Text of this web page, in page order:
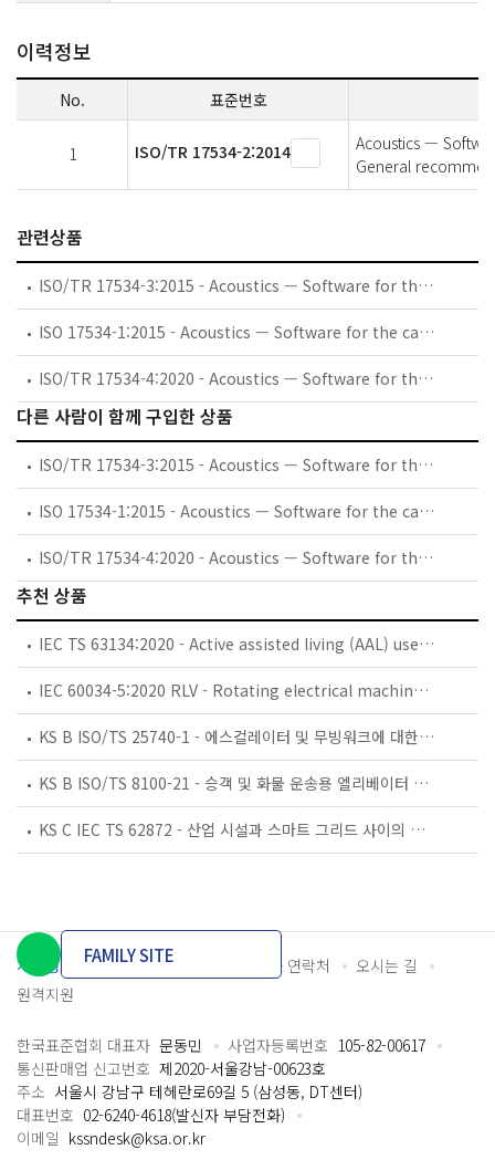
이력정보
No. 표준번호
1 ISO/TR 17534-2:2014
Acoustics —
General
관련상품
ISO/TR 17534-3:2015 - Acoustics — Software for the calculation of sound outdoors — Part 3: Recommendations for quality assured implementation of ISO 9613-2 in software according to ISO 17534-1
ISO 17534-1:2015 - Acoustics — Software for the calculation of sound outdoors — Part 1: Quality requirements and quality assurance
ISO/TR 17534-4:2020 - Acoustics — Software for the calculation of sound outdoors — Part 4: Recommendations for a quality assured implementation of the COMMISSION DIRECTIVE (EU) 2015/996 in software according to ISO 17534-1
다른 사람이 함께 구입한 상품
ISO/TR 17534-3:2015 - Acoustics — Software for the calculation of sound outdoors — Part 3: Recommendations for quality assured implementation of ISO 9613-2 in software according to ISO 17534-1
ISO 17534-1:2015 - Acoustics — Software for the calculation of sound outdoors — Part 1: Quality requirements and quality assurance
ISO/TR 17534-4:2020 - Acoustics — Software for the calculation of sound outdoors — Part 4: Recommendations for a quality assured implementation of the COMMISSION DIRECTIVE (EU) 2015/996 in software according to ISO 17534-1
추천 상품
IEC TS 63134:2020 - Active assisted living (AAL) use cases
IEC 60034-5:2020 RLV - Rotating electrical machines - Part 5: Degrees of protection provided by the integral design of rotating electrical machines (IP code) - Classification
KS B ISO/TS 25740-1 - 에스컬레이터 및 무빙워크에 대한 안전요건 — 제1부: 세계공통 필수 안전요건(GESRs)
KS B ISO/TS 8100-21 - 승객 및 화물 운송용 엘리베이터 —제21부: 세계공통 필수안전요건(GESRs)을 충족하는 세계공통 안전 파라미터(GSPs)
KS C IEC TS 62872 - 산업 시설과 스마트 그리드 사이의 산업 공정 측정, 제어 및 자동화 시스템 인터페이스
개인정보처리방침 이용약관 담당자 연락처
오시는 길
원격지원
FAMILY SITE
한국표준협회 대표자 문동민 사업자등록번호 105-82-00617
통신판매업 신고번호 제2020-서울강남-00623호
주소 서울시 강남구 테헤란로69길 5 (삼성동, DT센터)
대표번호 02-6240-4618(발신자 부담전화)
이메일 kssndesk@ksa.or.kr